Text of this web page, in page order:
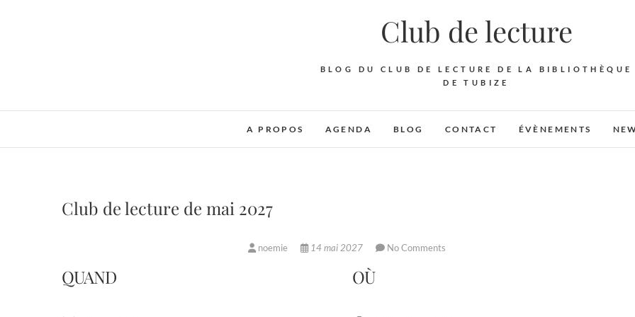
Club de lecture
BLOG DU CLUB DE LECTURE DE LA BIBLIOTHÈQUE
DE TUBIZE
A PROPOS AGENDA BLOG CONTACT ÉVÈNEMENTS
Club de lecture de mai 2027
noemie 14 mai 2027 No Comments
QUAND OÙ